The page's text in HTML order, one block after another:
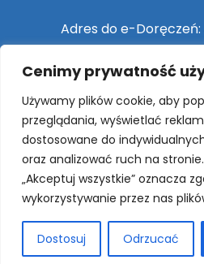
Cenimy prywatność
Używamy plików cookie, aby
przeglądania, wyświetlać
dostosowane do
oraz analizować ruch na
„Akceptuj wszystkie” oznacza
wykorzystywanie przez nas
Dostosuj Odrzucać
Adres do e-Doręczeń:
ePUAP: /
Rekrutacja
SOCIAL